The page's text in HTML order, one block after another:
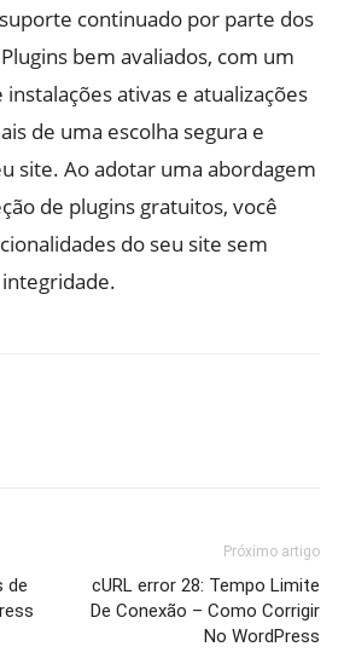
continuado por parte dos
bem avaliados, com um
ativas e atualizações
de uma escolha segura e
site. Ao adotar uma abordagem
de plugins gratuitos, você
do seu site sem
de
Próximo artigo
cURL error 28: Tempo Limite
De Conexão – Como Corrigir
No WordPress